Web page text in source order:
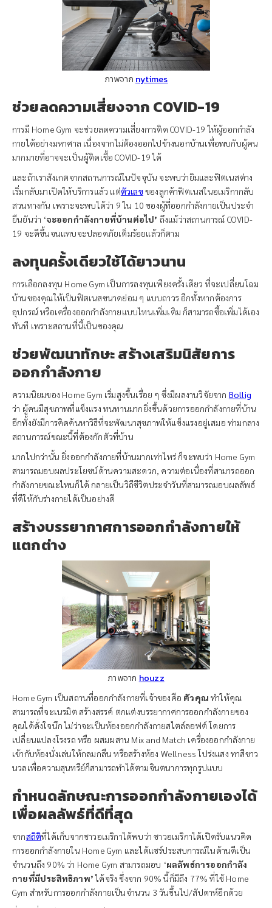
ภาพจาก nytimes
ช่วยลดความเสี่ยงจาก COVID-19
การมี Home Gym จะช่วยลดความเสี่ยงการติด COVID-19 ให้ผู้ออกกำลัง
กายได้อย่างมหาศาล เนื่องจากไม่ต้องออกไปข้างนอกบ้านเพื่อพบกับผู้คน
มากมายที่อาจจะเป็นผู้ติดเชื้อ COVID-19 ได้
และถ้าเราสังเกตจากสถานการณ์ในปัจจุบัน จะพบว่ายิมและฟิตเนสต่าง
เริ่มกลับมาเปิดให้บริการแล้ว แต่ตัวเลข ของลูกค้าฟิตเนสในอเมริกากลับ
สวนทางกัน เพราะจะพบได้ว่า 9 ใน 10 ของผู้ที่ออกกำลังกายเป็นประจำ
ยืนยันว่า ‘จะออกกำลังกายที่บ้านต่อไป’ ถึงแม้ว่าสถานการณ์ COVID-
19 จะดีขึ้นจนแทบจะปลอดภัยเต็มร้อยแล้วก็ตาม
ลงทุนครั้งเดียวใช้ได้ยาวนาน
การเลือกลงทุน Home Gym เป็นการลงทุนเพียงครั้งเดียว ที่จะเปลี่ยนโฉม
บ้านของคุณให้เป็นฟิตเนสขนาดย่อม ๆ แบบถาวร อีกทั้งหากต้องการ
อุปกรณ์ หรือเครื่องออกกำลังกายแบบไหนเพิ่มเติม ก็สามารถซื้อเพิ่มได้เอง
ทันที เพราะสถานที่นี้เป็นของคุณ
ช่วยพัฒนาทักษะ สร้างเสริมนิสัยการ
ออกกำลังกาย
ความนิยมของ Home Gym เริ่มสูงขึ้นเรื่อย ๆ ซึ่งมีผลงานวิจัยจาก Bollig
ว่า ผู้คนมีสุขภาพที่แข็งแรง ทนทานมากยิ่งขึ้นด้วยการออกกำลังกายที่บ้าน
อีกทั้งยังมีการคิดค้นหาวิธีที่จะพัฒนาสุขภาพให้แข็งแรงอยู่เสมอ ท่ามกลาง
สถานการณ์ขณะนี้ที่ต้องกักตัวที่บ้าน
มากไปกว่านั้น ยิ่งออกกำลังกายที่บ้านมากเท่าไหร่ ก็จะพบว่า Home Gym
สามารถมอบผลประโยชน์ด้านความสะดวก, ความต่อเนื่องที่สามารถออก
กำลังกายขณะไหนก็ได้ กลายเป็นวิถีชีวิตประจำวันที่สามารถมอบผลลัพธ์
ที่ดีให้กับร่างกายได้เป็นอย่างดี
สร้างบรรยากาศการออกกำลังกายให้
แตกต่าง
ภาพจาก houzz
Home Gym เป็นสถานที่ออกกำลังกายที่เจ้าของคือ ตัวคุณ ทำให้คุณ
สามารถที่จะเนรมิต สร้างสรรค์ ตกแต่งบรรยากาศการออกกำลังกายของ
คุณได้ดั่งใจนึก ไม่ว่าจะเป็นห้องออกกำลังกายสไตล์ลอฟต์ โดยการ
เปลี่ยนแปลงโรงรถ หรือ ผสมผสาน Mix and Match เครื่องออกกำลังกาย
เข้ากับห้องนั่งเล่นให้กลมกลืน หรือสร้างห้อง Wellness โปร่งแสง ทาสีขาว
นวลเพื่อความสุนทรีย์ก็สามารถทำได้ตามจินตนาการทุกรูปแบบ
กำหนดลักษณะการออกกำลังกายเองได้
เพื่อผลลัพธ์ที่ดีที่สุด
จากสถิติที่ได้เก็บจากชาวอเมริกาได้พบว่า ชาวอเมริกาได้เปิดรับแนวคิด
การออกกำลังกายใน Home Gym และได้แชร์ประสบการณ์ในด้านดีเป็น
จำนวนถึง 90% ว่า Home Gym สามารถมอบ ‘ผลลัพธ์การออกกำลัง
กายที่มีประสิทธิภาพ’ได้จริง ซึ่งจาก 90% นี้ก็มีถึง 77% ที่ใช้ Home
Gym สำหรับการออกกำลังกายเป็นจำนวน 3 วันขึ้นไป/สัปดาห์อีกด้วย